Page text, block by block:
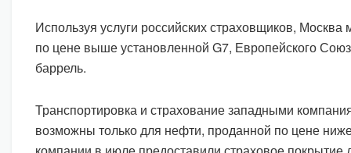
Используя услуги российских страховщиков,
по цене выше установленной G7, Европейского
баррель.
Транспортировка и страхование западными
возможны только для нефти, проданной по цене